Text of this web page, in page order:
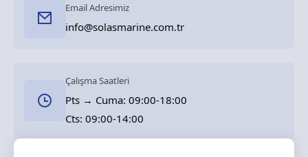
Email Adresimiz
info@solasmarine.com.tr
Çalışma Saatleri
Pts → Cuma: 09:00-18:00
Cts: 09:00-14:00